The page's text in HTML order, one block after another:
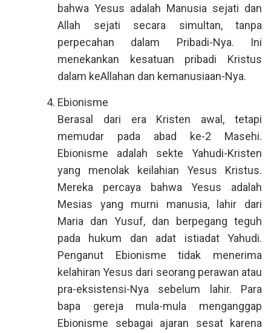
bahwa Yesus adalah Manusia sejati dan
Allah sejati secara simultan, tanpa
perpecahan dalam Pribadi-Nya. Ini
menekankan kesatuan pribadi Kristus
dalam keAllahan dan kemanusiaan-Nya.
Ebionisme
Berasal dari era Kristen awal, tetapi
memudar pada abad ke-2 Masehi.
Ebionisme adalah sekte Yahudi-Kristen
yang menolak keilahian Yesus Kristus.
Mereka percaya bahwa Yesus adalah
Mesias yang murni manusia, lahir dari
Maria dan Yusuf, dan berpegang teguh
pada hukum dan adat istiadat Yahudi.
Penganut Ebionisme tidak menerima
kelahiran Yesus dari seorang perawan atau
pra-eksistensi-Nya sebelum lahir. Para
bapa gereja mula-mula menganggap
Ebionisme sebagai ajaran sesat karena